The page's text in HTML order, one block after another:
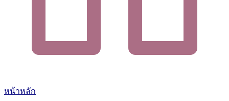
หน้าหลัก